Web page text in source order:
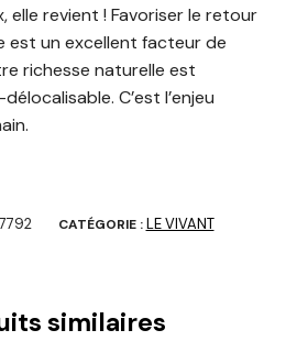
elle revient ! Favoriser le retour
est un excellent facteur de
richesse naturelle est
C’est l’enjeu
CATÉGORIE :LE VIVANT
similaires